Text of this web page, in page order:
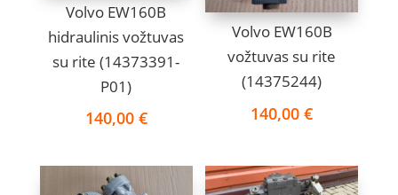
Volvo EW160B
hidraulinis vožtuvas
su rite (14373391-
P01)
140,00 €
Volvo EW160B
vožtuvas su rite
(14375244)
140,00€